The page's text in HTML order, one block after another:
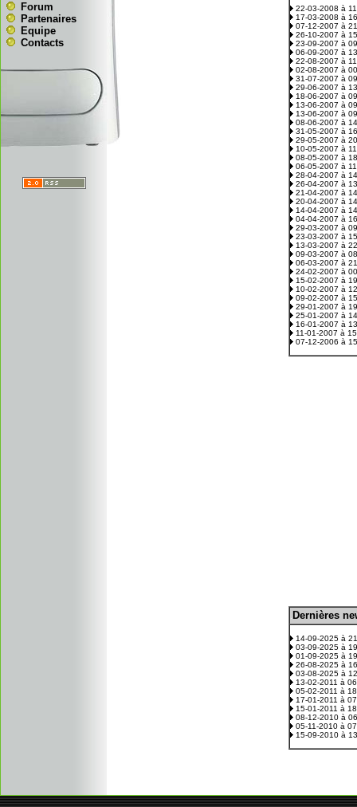
Forum
Partenaires
Equipe
Contacts
22-03-2008 à
17-03-2008 à
07-12-2007 à
26-10-2007 à
23-09-2007 à
06-09-2007 à
22-08-2007 à
02-08-2007 à
31-07-2007 à
29-06-2007 à
18-06-2007 à
13-06-2007 à
13-06-2007 à
08-06-2007 à
31-05-2007 à
29-05-2007 à
10-05-2007 à
08-05-2007 à
06-05-2007 à
28-04-2007 à
26-04-2007 à
21-04-2007 à
20-04-2007 à
14-04-2007 à
04-04-2007 à
29-03-2007 à
23-03-2007 à
13-03-2007 à
09-03-2007 à
06-03-2007 à
24-02-2007 à
15-02-2007 à
10-02-2007 à
09-02-2007 à
29-01-2007 à
25-01-2007 à
16-01-2007 à
11-01-2007 à
07-12-2006 à
Dernières
14-09-2025 à
03-09-2025 à
01-09-2025 à
26-08-2025 à
03-08-2025 à
13-02-2011 à
05-02-2011 à
17-01-2011 à
15-01-2011 à
08-12-2010 à
05-11-2010 à
15-09-2010 à